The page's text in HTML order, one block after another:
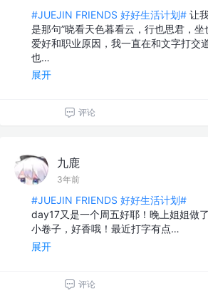
#JUEJIN FRIENDS 好好生活计划# 让
是那句”晓看天色暮看云，行也思君，坐
爱好和职业原因，我一直在和文字打交
也…
展开
评论
九鹿
3年前
#JUEJIN FRIENDS 好好生活计划#
day17又是一个周五好耶！晚上姐姐做
小卷子，好香哦！最近打字有点…
展开
评论